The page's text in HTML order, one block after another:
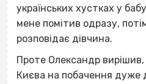
українських хустках у
мене помітив одразу,
розповідає дівчина.
Проте Олександр вирішив,
Києва на побачення дуже